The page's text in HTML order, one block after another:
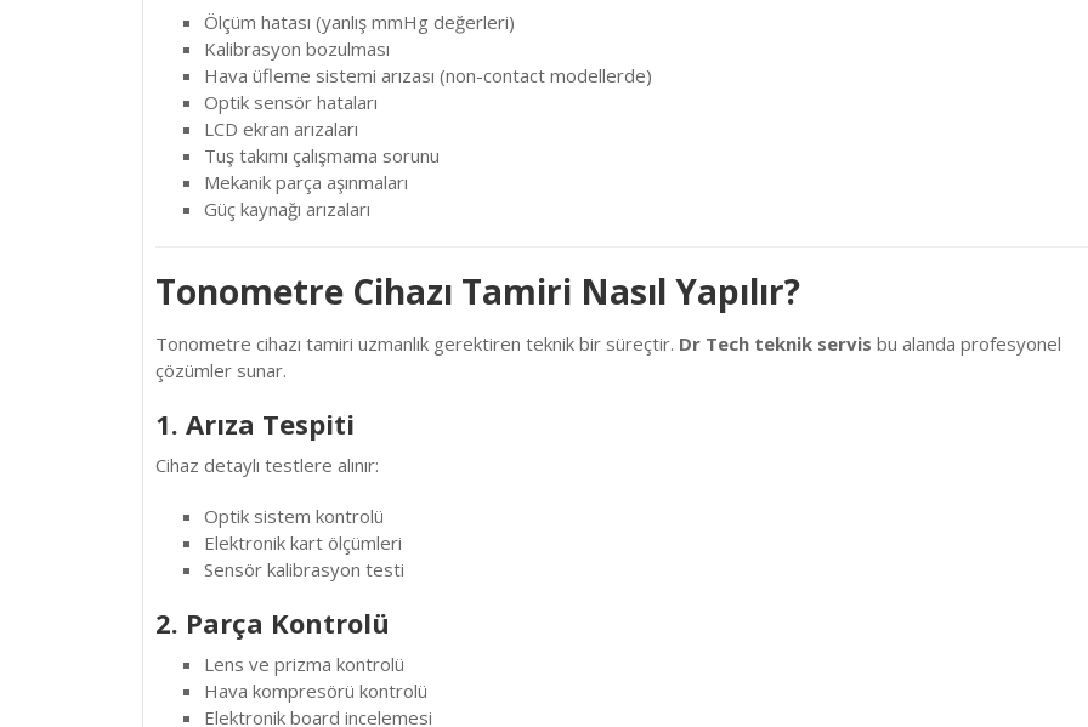
Ölçüm hatası (yanlış mmHg değerleri)
Kalibrasyon bozulması
Hava üfleme sistemi arızası (non-contact modellerde)
Optik sensör hataları
LCD ekran arızaları
Tuş takımı çalışmama sorunu
Mekanik parça aşınmaları
Güç kaynağı arızaları
Tonometre Cihazı Tamiri Nasıl Yapılır?
Tonometre cihazı tamiri uzmanlık gerektiren teknik bir süreçtir. Dr Tech teknik servis bu alanda profesyonel
çözümler sunar.
1. Arıza Tespiti
Cihaz detaylı testlere alınır:
Optik sistem kontrolü
Elektronik kart ölçümleri
Sensör kalibrasyon testi
2. Parça Kontrolü
Lens ve prizma kontrolü
Hava kompresörü kontrolü
Elektronik board incelemesi